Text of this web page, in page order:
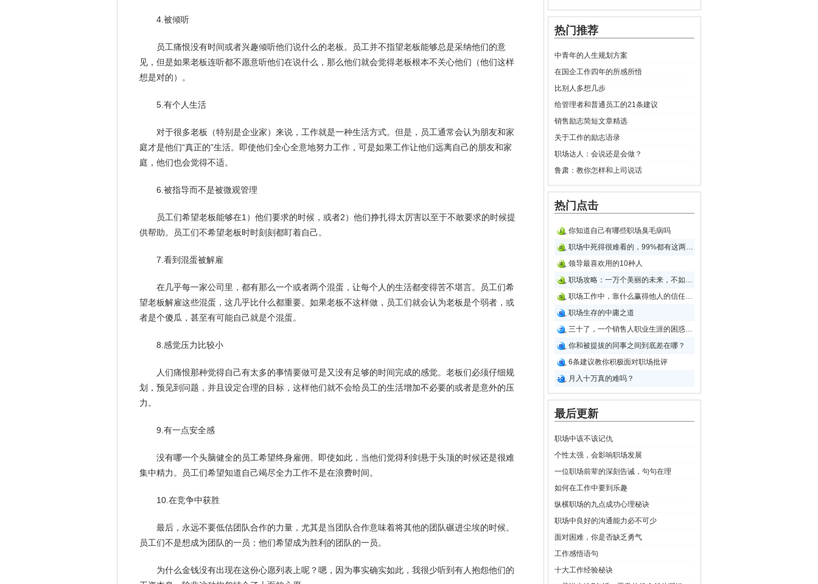
4.被倾听
员工痛恨没有时间或者兴趣倾听他们说什么的老板。员工并不指望老板能够总是采纳他们的意
见，但是如果老板连听都不愿意听他们在说什么，那么他们就会觉得老板根本不关心他们（他们这样
想是对的）。
5.有个 人生活
对于很多老板（特别是企业家）来说，工作就是一种生活方式。但是，员工通常会认为朋友和家
庭才是他们“真正的”生活。即使他们全心全意地努力工作，可是如果工作让他们远离自己的朋友和家
庭，他们也会觉得不适。
6.被指导而不是被微观管理
员工们希望老板能够在1）他们要求的时候，或者2）他们挣扎得太厉害以至于不敢要求的时候提
供帮助。员工们不希望老板时时刻刻都盯着自己。
7.看到混蛋被解雇
在几乎每一家公司里，都有那么一个或者两个混蛋，让每个人的生活都变得苦不堪言。员工们希
望老板解雇这些混蛋，这几乎比什么都重要。如果老板不这样做，员工们就会认为老板是个弱者，或
者是个傻瓜，甚至有可能自己就是个混蛋。
8.感觉压力比较小
人们痛恨那种觉得自己有太多的事情要做可是又没有足够的时间完成的感觉。老板们必须仔细规
划 ，预见到问题，并且设定合理的目标 ，这样他们就不会给员工的生活增加不必要的或者是意外的压
力。
9.有一点安全感
没有哪一个头脑健全的员工希望终身雇佣。即使如此，当他们觉得利剑悬于头顶的时候还是很难
集中精力。员工们希望知道自己竭尽全力工作不是在浪费时间。
10.在竞争中获胜
最后， 永远不要低估团队合作的力量，尤其是当团队合作意味着将其他的团队碾进尘埃的时候。
员工们不是想成为团队的一员；他们希望成为胜利的团队的一员。
为什么金钱没有出现在这份心愿列表上呢？嗯，因为事实确实如此，我很少听到有人抱怨他们的
热门推荐
中青年的人生规划方案
在国企工作四年的所感所悟
比别人多想几步
给管理者和普通员工的21条建议
销售励志简短文章精选
关于工作的励志语录
职场达人：会说还是会做？
鲁肃：教你怎样和上司说话
热门点击
你知道自己有哪些职场臭毛病吗
职场中死得很难看的，99%都有这两个问题
领导最喜欢用的10种人
职场攻略：一万个美丽的未来，不如一个温暖的现在
职场工作中，靠什么赢得他人的信任感？
职场生存的中庸之道
三十了，一个销售人职业生涯的困惑和迷茫
你和被提拔的同事之间到底差在哪？
6条建议教你积极面对职场批评
月入十万真的难吗？
最后更新
职场中该不该记仇
个性太强，会影响职场发展
一位职场前辈的深刻告诫，句句在理
如何在工作中要到乐趣
纵横职场的九点成功心理秘诀
职场中良好的沟通能力必不可少
面对困难，你是否缺乏勇气
工作感悟语句
十大工作经验秘诀